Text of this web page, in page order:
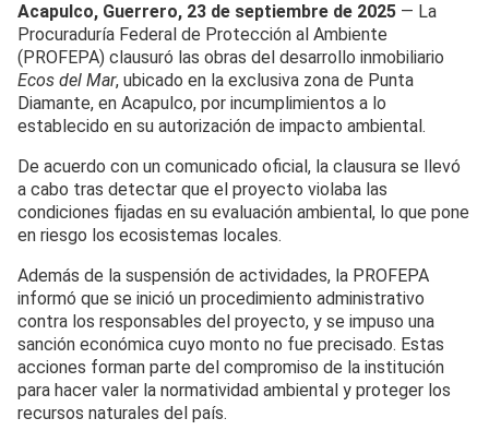
Acapulco, Guerrero, 23 de septiembre de 2025 — La
Procuraduría Federal de Protección al Ambiente
(PROFEPA) clausuró las obras del desarrollo inmobiliario
Ecos del Mar, ubicado en la exclusiva zona de Punta
Diamante, en Acapulco, por incumplimientos a lo
establecido en su autorización de impacto ambiental.
De acuerdo con un comunicado oficial, la clausura se llevó
a cabo tras detectar que el proyecto violaba las
condiciones fijadas en su evaluación ambiental, lo que pone
en riesgo los ecosistemas locales.
Además de la suspensión de actividades, la PROFEPA
informó que se inició un procedimiento administrativo
contra los responsables del proyecto, y se impuso una
sanción económica cuyo monto no fue precisado. Estas
acciones forman parte del compromiso de la institución
para hacer valer la normatividad ambiental y proteger los
recursos naturales del país.